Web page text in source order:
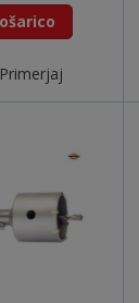
Primerjaj